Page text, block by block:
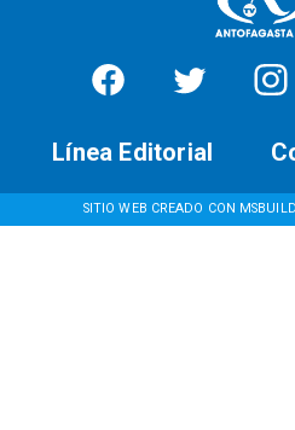
SITIO WEB CREADO CON
Línea Editorial